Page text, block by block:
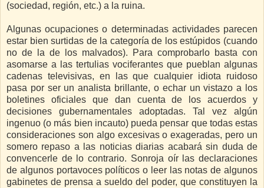
(sociedad, región, etc.) a la ruina.
Algunas ocupaciones o determinadas actividades parecen
estar bien surtidas de la categoría de los estúpidos (cuando
no de la de los malvados). Para comprobarlo basta con
asomarse a las tertulias vociferantes que pueblan algunas
cadenas televisivas, en las que cualquier idiota ruidoso
pasa por ser un analista brillante, o echar un vistazo a los
boletines oficiales que dan cuenta de los acuerdos y
decisiones gubernamentales adoptadas. Tal vez algún
ingenuo (o más bien incauto) pueda pensar que todas estas
consideraciones son algo excesivas o exageradas, pero un
somero repaso a las noticias diarias acabará sin duda de
convencerle de lo contrario. Sonroja oír las declaraciones
de algunos portavoces políticos o leer las notas de algunos
gabinetes de prensa a sueldo del poder, que constituyen la